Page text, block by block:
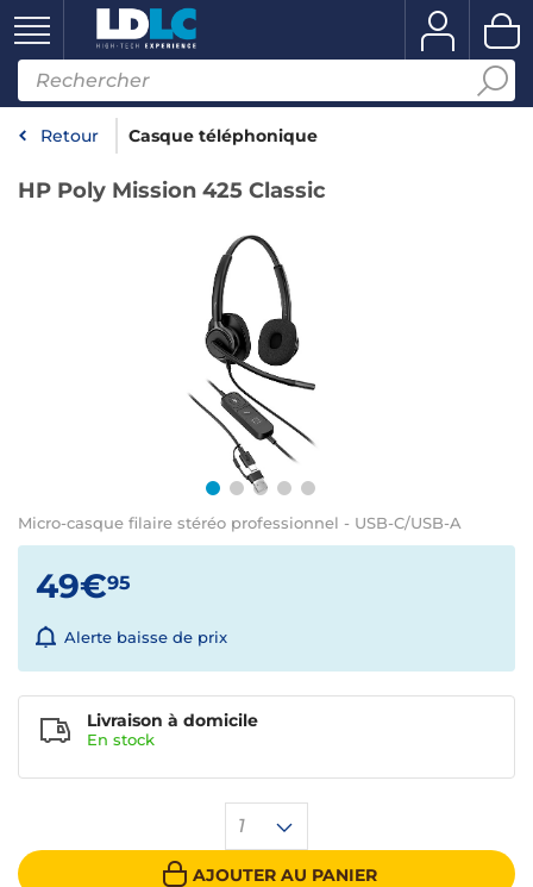
Retour Casque téléphonique
HP Poly Mission 425 Classic
Micro-casque filaire stéréo professionnel - USB-C/USB-A
49€95
Alerte baisse de prix
1
AJOUTER AU PANIER
Livraison à domicile
En stock